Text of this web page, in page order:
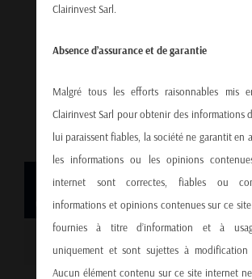
economies based on
and business efficiency. In
30
06, 2025
EU Sanctions on
Why the Shadow
The European Union has
Clairinvest Sarl.
Absence d’assurance et de garantie
Malgré tous les efforts raisonnables mis
Clairinvest Sarl pour obtenir des informations
lui paraissent fiables, la société ne garantit en
les informations ou les opinions
internet sont correctes, fiables ou
informations et opinions contenues sur ce
fournies à titre d’information et à
uniquement et sont sujettes à modification
Aucun élément contenu sur ce site internet